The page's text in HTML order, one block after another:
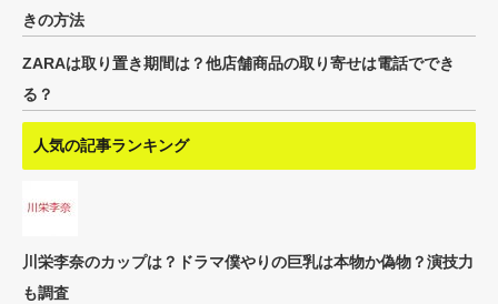
きの方法
ZARAは取り置き期間は？他店舗商品の取り寄せは電話ででき
る？
人気の記事ランキング
川栄李奈のカップは？ドラマ僕やりの巨乳は本物か偽物？演技力
も調査